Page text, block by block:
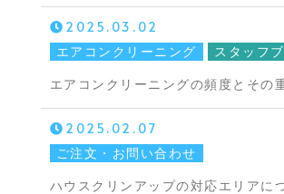
2025.03.02
エアコンクリーニング スタッフ
エアコンクリーニングの頻度とその
2025.02.07
ご注文・お問い合わせ
ハウスクリンアップの対応エリアに